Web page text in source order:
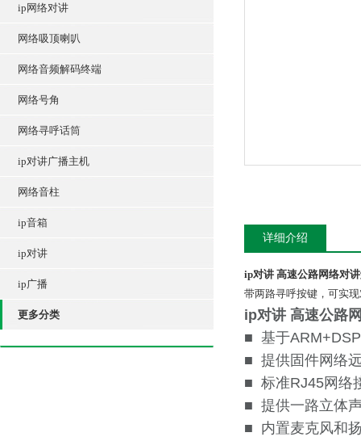
ip网络对讲
网络吸顶喇叭
网络音频解码终端
网络号角
网络寻呼话筒
ip对讲广播主机
网络音柱
ip音箱
ip对讲
ip广播
更多分类
详细介绍
ip对讲 高速公路网络对
带两路寻呼按键，可实
ip对讲 高速公路
■ 基于
■ 提供固件网络
■ 标准RJ45网络
■ 提供一路立体
■ 内置麦克风和